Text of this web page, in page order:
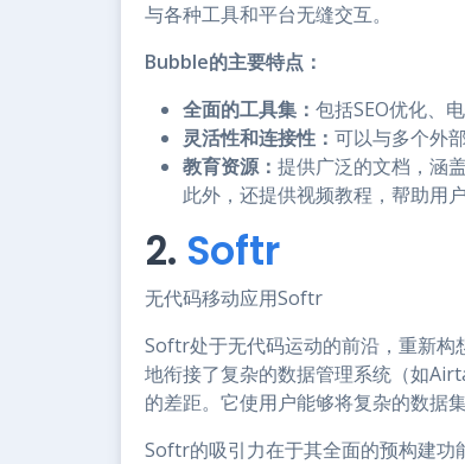
与各种工具和平台无缝交互。
Bubble的主要特点：
全面的工具集： 包括SEO优化、
灵活性和连接性： 可以与多个外
教育资源： 提供广泛的文档，涵
此外，还提供视频教程，帮助用
2. Softr
无代码移动应用Softr
Softr处于无代码运动的前沿，重新构
地衔接了复杂的数据管理系统（如
的差距。它使用户能够将复杂的数据
Softr的吸引力在于其全面的预构建功